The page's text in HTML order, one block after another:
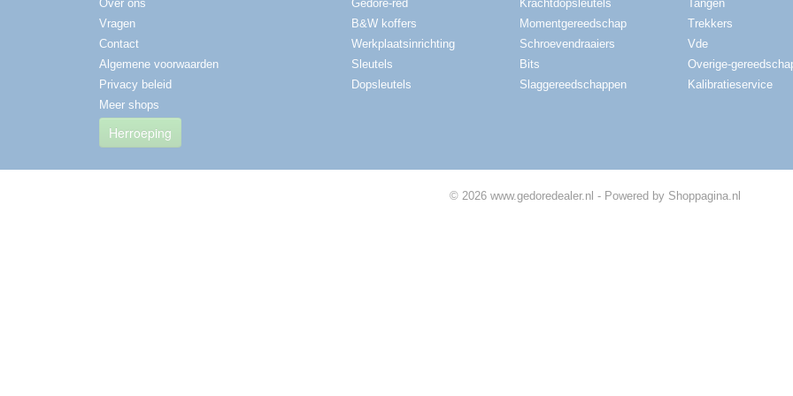
Over ons
Vragen
Contact
Algemene voorwaarden
Privacy beleid
Meer shops
Herroeping
Gedore-red
B&W koffers
Werkplaatsinrichting
Sleutels
Dopsleutels
Krachtdopsleutels
Momentgereedschap
Schroevendraaiers
Bits
Slaggereedschappen
Tangen
Trekkers
Vde
Overige-
Kalibratieservice
© 2026 www.gedoredealer.nl - Powered by Shoppagina.nl